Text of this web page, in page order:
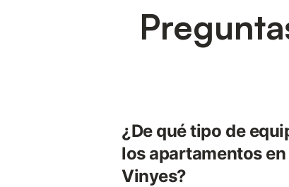
¿De qué tipo de
los apartamentos
Vinyes?